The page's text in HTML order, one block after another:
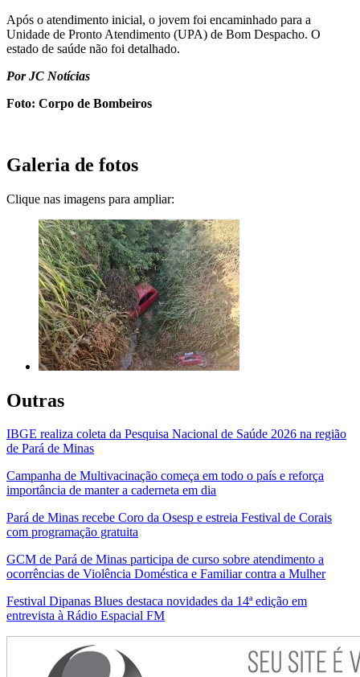
Após o atendimento inicial, o jovem foi encaminhado para a
Unidade de Pronto Atendimento (UPA) de Bom Despacho. O
estado de saúde não foi detalhado.
Por JC Notícias
Foto: Corpo de Bombeiros
Galeria de fotos
Clique nas imagens para ampliar:
Outras
IBGE realiza coleta da Pesquisa Nacional de Saúde 2026 na região
de Pará de Minas
Campanha de Multivacinação começa em todo o país e reforça
importância de manter a caderneta em dia
Pará de Minas recebe Coro da Osesp e estreia Festival de Corais
com programação gratuita
GCM de Pará de Minas participa de curso sobre atendimento a
ocorrências de Violência Doméstica e Familiar contra a Mulher
Festival Dipanas Blues destaca novidades da 14ª edição em
entrevista à Rádio Espacial FM